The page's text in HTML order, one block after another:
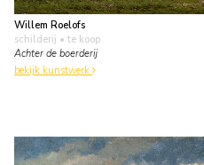
Willem Roelofs
schilderij • te koop
Achter de boerderij
bekijk kunstwerk